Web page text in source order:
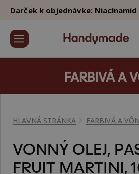
Darček k objednávke: Niacínamid
FARBIVÁ A
HLAVNÁ STRÁNKA FARBIVÁ A
VONNÝ OLEJ,
FRUIT MARTINI,